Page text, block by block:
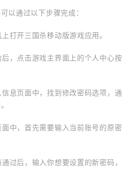
以通过以下步骤完成：
打开三国杀移动版游戏应用。
，点击游戏主界面上的个人中心按
息页面中，找到修改密码选项，通
中，首先需要输入当前账号的原密
过后，输入你想要设置的新密码，